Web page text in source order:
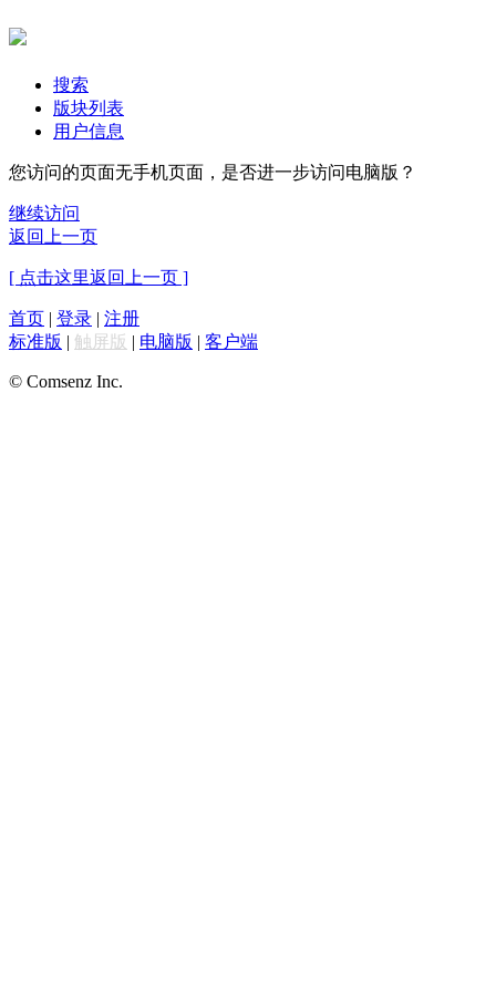
搜索
版块列表
用户信息
您访问的页面无手机页面，是否进一步访问电脑版？
继续访问
返回上一页
[ 点击这里返回上一页 ]
首页 | 登录 | 注册
标准版 | 触屏版 | 电脑版 | 客户端
© Comsenz Inc.